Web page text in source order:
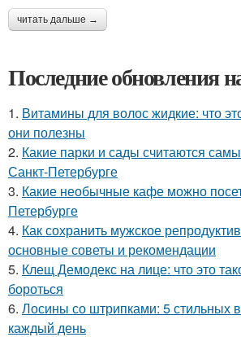
читать дальше →
Последние обновления
1. Витамины для волос жидкие: что
они полезны
2. Какие парки и сады считаются
Санкт-Петербурге
3. Какие необычные кафе можно
Петербурге
4. Как сохранить мужское
основные советы и рекомендации
5. Клещ Демодекс на лице: что это
бороться
6. Лосины со штрипками: 5 стильных
каждый день